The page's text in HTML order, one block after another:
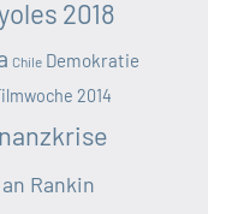
2018
Chile Demokratie
2014
Rankin